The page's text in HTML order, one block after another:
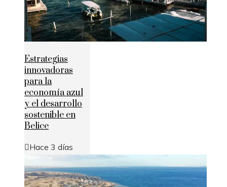
Estrategias
innovadoras
para la
economía azul
y el desarrollo
sostenible en
Belice
Hace 3 días